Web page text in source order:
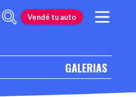
Vendé tu auto
GALERIAS